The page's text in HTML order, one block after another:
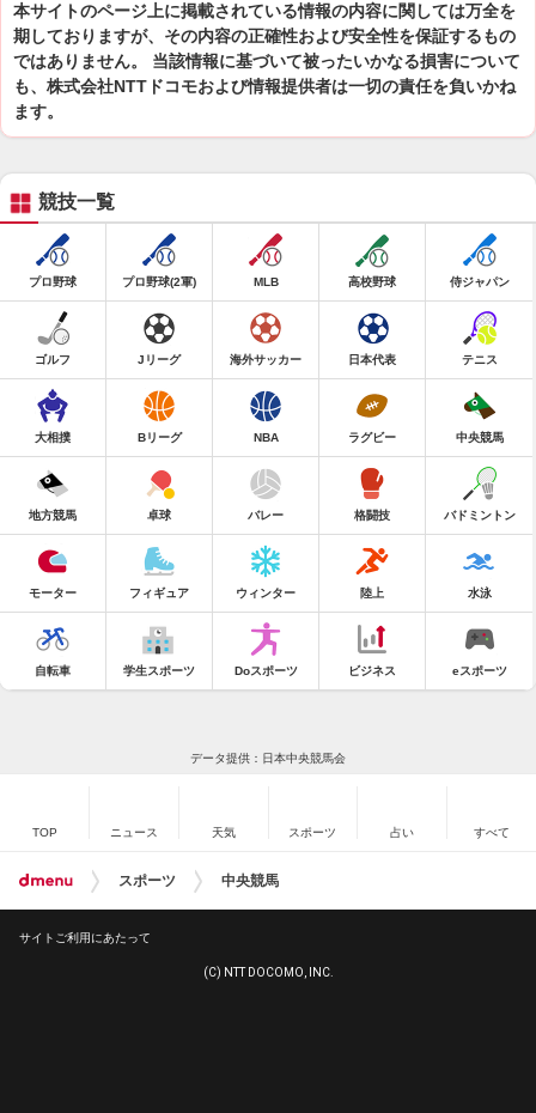
本サイトのページ上に掲載されている情報の内容に関しては万全を
期しておりますが、その内容の正確性および安全性を保証するもの
ではありません。 当該情報に基づいて被ったいかなる損害について
も、株式会社NTTドコモおよび情報提供者は一切の責任を負いかね
ます。
競技一覧
プロ野球 プロ野球(2軍) MLB 高校野球 侍ジャパン
ゴルフ Jリーグ 海外サッカー 日本代表 テニス
大相撲 Bリーグ NBA ラグビー 中央競馬
地方競馬 卓球 バレー 格闘技 バドミントン
モーター フィギュア ウィンター 陸上 水泳
自転車 学生スポーツ Doスポーツ ビジネス eスポーツ
データ提供：日本中央競馬会
TOP ニュース 天気 スポーツ 占い すべて
スポーツ 中央競馬
サイトご利用にあたって
(C) NTT DOCOMO, INC.